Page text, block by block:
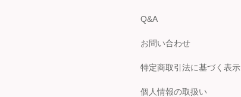
Q&A
お問い合わせ
特定商取引法に基づく表示
個人情報の取扱い